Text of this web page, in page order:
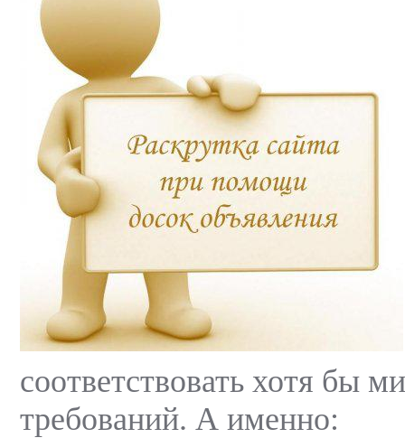
соответствовать хотя бы
требований. А именно: